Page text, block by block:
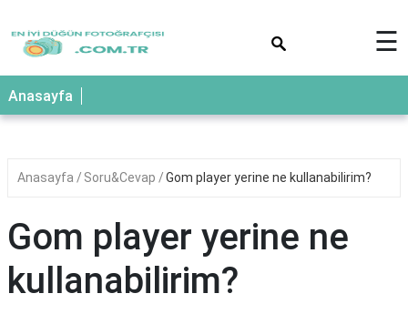
☰
Anasayfa
Anasayfa Soru&Cevap Gom player yerine ne kullanabilirim?
Gom player yerine ne
kullanabilirim?